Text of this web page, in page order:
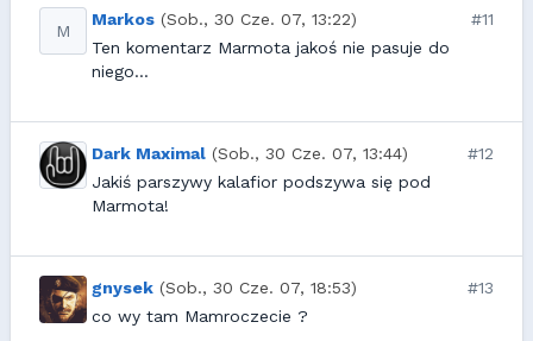
M
Markos (Sob., 30 Cze. 07, 13:22)
#11
Ten komentarz Marmota jakoś nie pasuje do
niego...
Dark Maximal (Sob., 30 Cze. 07, 13:44)
#12
Jakiś parszywy kalafior podszywa się pod
Marmota!
gnysek (Sob., 30 Cze. 07, 18:53)
#13
co wy tam Mamroczecie ?